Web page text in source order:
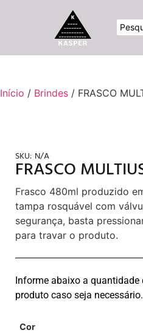
Início / Brindes / FRASCO
SKU: N/A
FRASCO
Frasco 480ml produzido
tampa rosquável com
segurança, basta
para travar o produto.
Informe abaixo a quantidade
produto caso seja necessário.
Cor